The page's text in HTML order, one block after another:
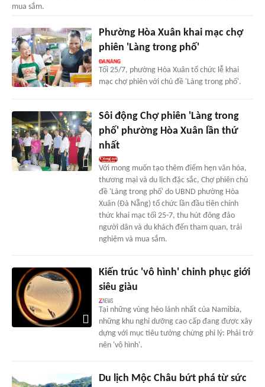
mua sắm.
Phường Hòa Xuân khai mạc chợ
phiên 'Làng trong phố'
Tối 25/7, phường Hòa Xuân tổ chức lễ khai
mạc chợ phiên với chủ đề 'Làng trong phố'.
Sôi động Chợ phiên 'Làng trong
phố' phường Hòa Xuân lần thứ
nhất
Với mong muốn tạo thêm điểm hẹn văn hóa,
thương mại và du lịch đặc sắc, Chợ phiên chủ
đề 'Làng trong phố' do UBND phường Hòa
Xuân (Đà Nẵng) tổ chức lần đầu tiên chính
thức khai mạc tối 25-7, thu hút đông đảo
người dân và du khách đến tham quan, trải
nghiệm và mua sắm.
Kiến trúc 'vô hình' chinh phục giới
siêu giàu
Tại những vùng hẻo lánh nhất của Namibia,
những khu nghỉ dưỡng cao cấp đang được xây
dựng với mục tiêu tưởng chừng phi lý: Phải trở
nên 'vô hình'.
Du lịch Mộc Châu bứt phá từ sức